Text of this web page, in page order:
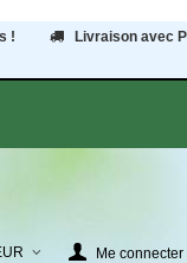
!
Livraison avec
Me connecter